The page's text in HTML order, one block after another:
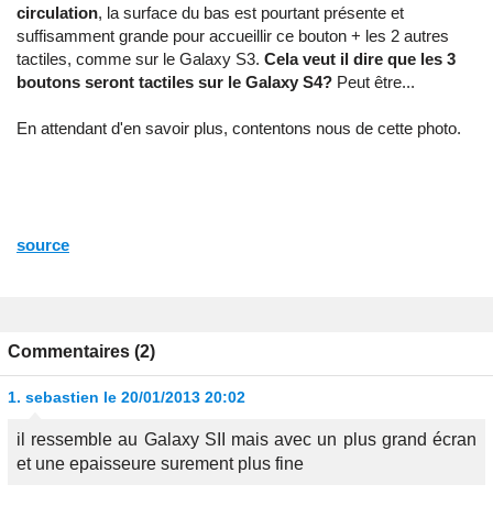
circulation, la surface du bas est pourtant présente et
suffisamment grande pour accueillir ce bouton + les 2 autres
tactiles, comme sur le Galaxy S3. Cela veut il dire que les 3
boutons seront tactiles sur le Galaxy S4? Peut être...
En attendant d'en savoir plus, contentons nous de cette photo.
source
Commentaires (2)
1. sebastien le 20/01/2013 20:02
il ressemble au Galaxy SII mais avec un plus grand écran
et une epaisseure surement plus fine